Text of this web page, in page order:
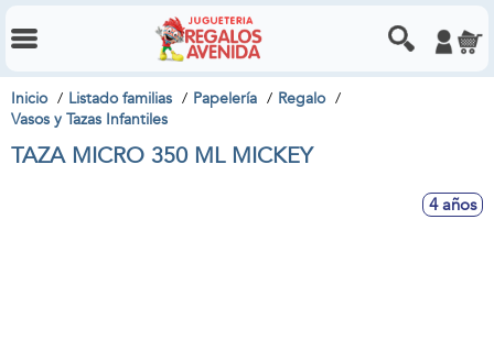
Inicio Listado familias Papelería
Regalo
Vasos y Tazas Infantiles
TAZA MICRO 350 ML MICKEY
4 años